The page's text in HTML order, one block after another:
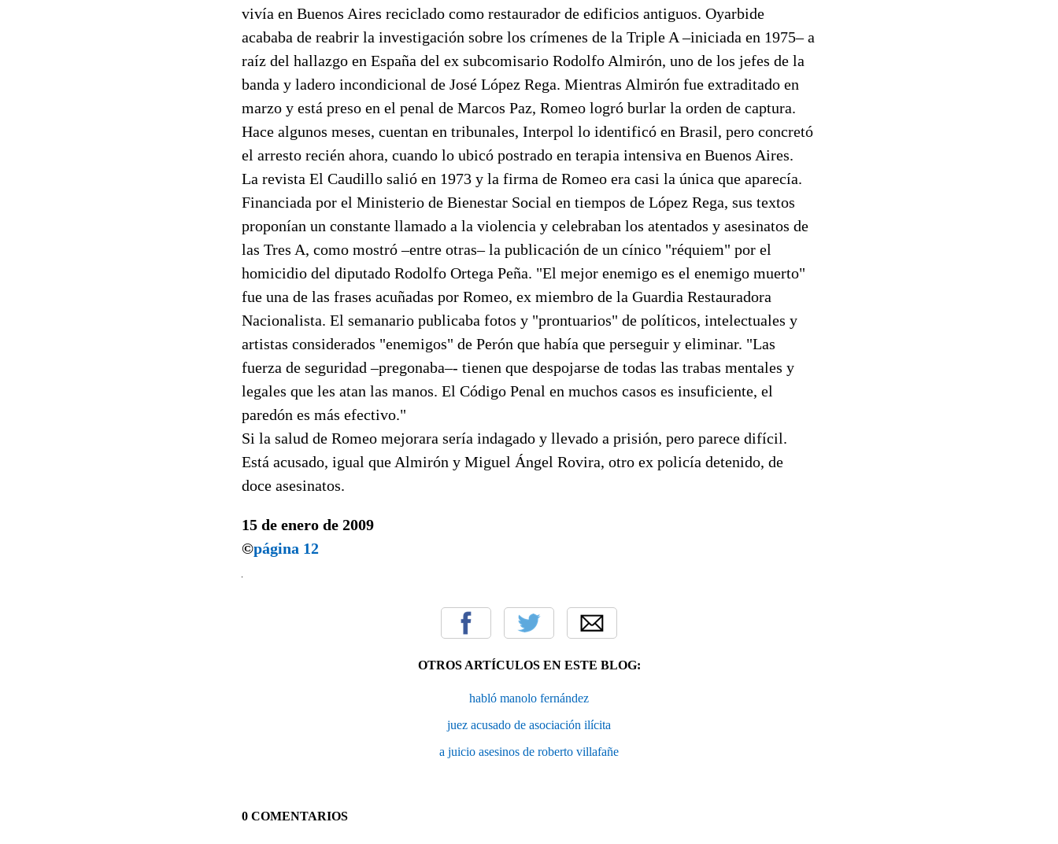
vivía en Buenos Aires reciclado como restaurador de edificios antiguos. Oyarbide
acababa de reabrir la investigación sobre los crímenes de la Triple A –iniciada en 1975– a
raíz del hallazgo en España del ex subcomisario Rodolfo Almirón, uno de los jefes de la
banda y ladero incondicional de José López Rega. Mientras Almirón fue extraditado en
marzo y está preso en el penal de Marcos Paz, Romeo logró burlar la orden de captura.
Hace algunos meses, cuentan en tribunales, Interpol lo identificó en Brasil, pero concretó
el arresto recién ahora, cuando lo ubicó postrado en terapia intensiva en Buenos Aires.
La revista El Caudillo salió en 1973 y la firma de Romeo era casi la única que aparecía.
Financiada por el Ministerio de Bienestar Social en tiempos de López Rega, sus textos
proponían un constante llamado a la violencia y celebraban los atentados y asesinatos de
las Tres A, como mostró –entre otras– la publicación de un cínico "réquiem" por el
homicidio del diputado Rodolfo Ortega Peña. "El mejor enemigo es el enemigo muerto"
fue una de las frases acuñadas por Romeo, ex miembro de la Guardia Restauradora
Nacionalista. El semanario publicaba fotos y "prontuarios" de políticos, intelectuales y
artistas considerados "enemigos" de Perón que había que perseguir y eliminar. "Las
fuerza de seguridad –pregonaba–- tienen que despojarse de todas las trabas mentales y
legales que les atan las manos. El Código Penal en muchos casos es insuficiente, el
paredón es más efectivo."
Si la salud de Romeo mejorara sería indagado y llevado a prisión, pero parece difícil.
Está acusado, igual que Almirón y Miguel Ángel Rovira, otro ex policía detenido, de
doce asesinatos.
15 de enero de 2009
©página 12
OTROS ARTÍCULOS EN ESTE BLOG:
habló manolo fernández
juez acusado de asociación ilícita
a juicio asesinos de roberto villafañe
0 COMENTARIOS